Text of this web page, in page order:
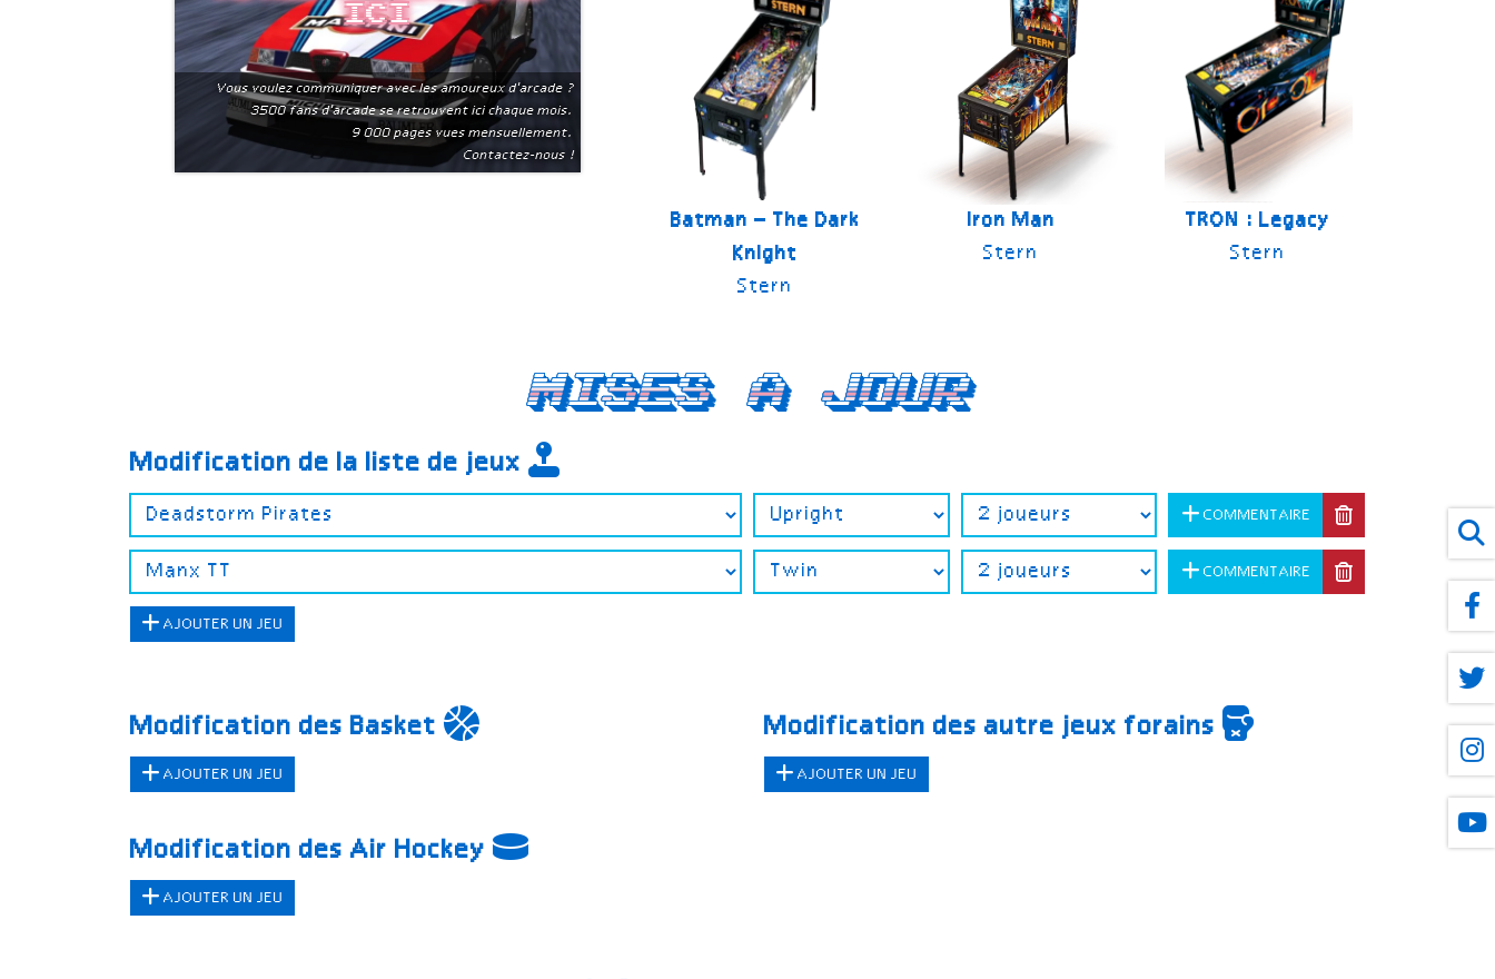
ici
Vous voulez communiquer avec les amoureux d'arcade ?
3500 fans d'arcade se retrouvent ici chaque mois.
9 000 pages vues mensuellement.
Contactez-nous !
Batman – The Dark
Knight
Stern
Iron Man
Stern
TRON : Legacy
Stern
Mises a jour
Modification de la liste de jeux
COMMENTAIRE
COMMENTAIRE
AJOUTER UN JEU
Modification des Basket
AJOUTER UN JEU
Modification des Air Hockey
AJOUTER UN JEU
Modification des autre jeux forains
AJOUTER UN JEU